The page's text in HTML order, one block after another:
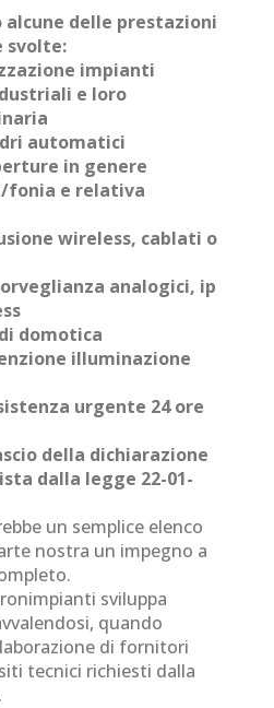
delle prestazioni
svolte:
impianti
e loro
automatici
in genere
fonia e relativa
wireless, cablati o
analogici, ip
domotica
illuminazione
urgente 24 ore
della dichiarazione
dalla legge 22-01-
un semplice elenco
nostra un impegno a
sviluppa
quando
di fornitori
tecnici richiesti dalla